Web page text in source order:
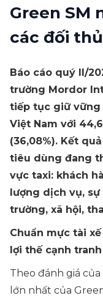
Green SM
các đối
Báo cáo quý II/
trường Mordor
tiếp tục giữ
Việt Nam với
(36,08%). Kết
tiêu dùng đang
vực taxi: khách
lượng dịch vụ,
trường, xã hội,
Chuẩn mực tài
lợi thế cạnh
Theo đánh giá
lớn nhất của